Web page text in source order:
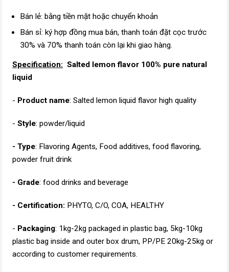
Bán lẻ: bằng tiền mặt hoặc chuyển khoản
Bán sỉ: ký hợp đồng mua bán, thanh toán đặt cọc trước
30% và 70% thanh toán còn lại khi giao hàng.
Specification: Salted lemon flavor 100% pure natural
liquid
- Product name: Salted lemon liquid flavor high quality
- Style: powder/liquid
- Type: Flavoring Agents, Food additives, food flavoring,
powder fruit drink
- Grade: food drinks and beverage
- Certification: PHYTO, C/O, COA, HEALTHY
- Packaging: 1kg-2kg packaged in plastic bag, 5kg-10kg
plastic bag inside and outer box drum, PP/PE 20kg-25kg or
according to customer requirements.